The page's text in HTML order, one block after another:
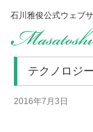
石川雅俊公式ウェブ
テクノロジ
2016年7月3日